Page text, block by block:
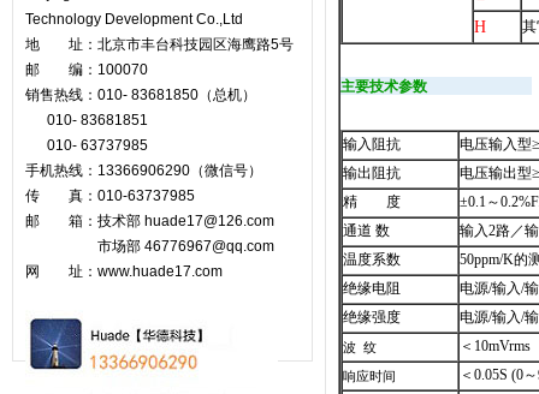
Technology Development Co.,Ltd
地 址：北京市丰台科技园区海鹰路5号
邮 编：100070
销售热线：010- 83681850（总机）
010- 83681851
010- 63737985
手机热线：13366906290（微信号）
传 真：010-63737985
邮 箱：技术部 huade17@126.com
市场部 46776967@qq.com
网 址：www.huade17.com
H
主要技术参数
输入阻抗
电压输入型
输出阻抗
电压输出型
精 度
±0.1～
通道 数
输入2路／
温度系数
50ppm/K的
绝缘电阻
电源/输入/
绝缘强度
电源/输入/
波 纹 ＜10mVrms
响应时间
＜0.05S (0